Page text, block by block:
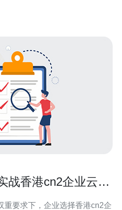
战香港cn2企业云的
重要求下，企业选择香港cn2企